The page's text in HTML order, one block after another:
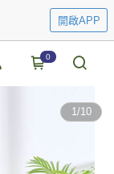
開啟APP
0
1/10